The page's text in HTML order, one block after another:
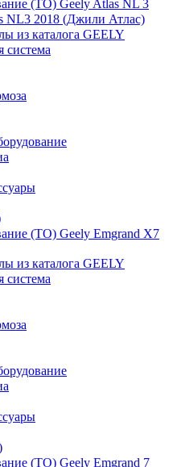
(ТО) Geely Atlas NL 3
NL3 2018 (Джили Атлас)
из каталога GEELY
система
(ТО) Geely Emgrand X7
из каталога GEELY
система
(ТО) Geely Emgrand 7